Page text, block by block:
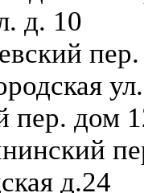
д. 10
пер. дом
д.24